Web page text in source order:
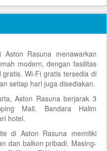
Rasuna menawarkan
modern, dengan fasilitas
Wi-Fi gratis tersedia di
setiap hari juga disediakan.
Aston Rasuna berjarak 3
Mall. Bandara Halim
hotel.
di Aston Rasuna memiliki
dan balkon pribadi. Masing-